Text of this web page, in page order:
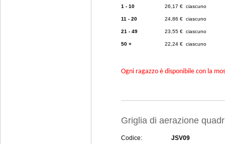
1 - 10 26,17 € ciascuno
11 - 20 24,86 € ciascuno
21 - 49 23,55 € ciascuno
50 + 22,24 € ciascuno
Ogni ragazzo è disponibile con la
Griglia di aerazione
Codice:
JSV09